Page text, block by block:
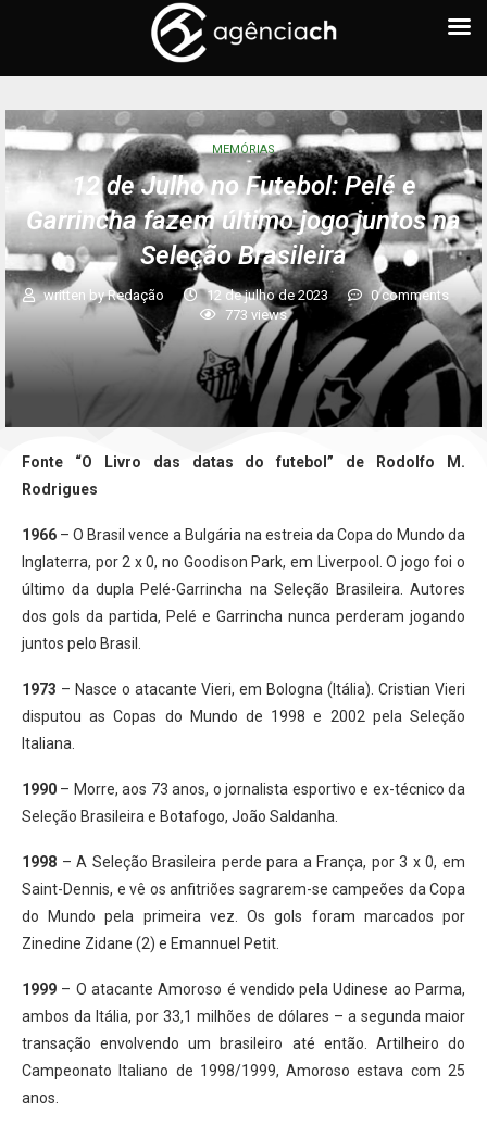
MEMÓRIAS
12 de Julho no Futebol: Pelé e
Garrincha fazem último jogo juntos na
Seleção Brasileira
written byRedação 12 de julho de 2023
0 comments
773 views
Fonte “O Livro das datas do futebol” de Rodolfo M.
Rodrigues
1966 – O Brasil vence a Bulgária na estreia da Copa do Mundo da
Inglaterra, por 2 x 0, no Goodison Park, em Liverpool. O jogo foi o
último da dupla Pelé-Garrincha na Seleção Brasileira. Autores
dos gols da partida, Pelé e Garrincha nunca perderam jogando
juntos pelo Brasil.
1973 – Nasce o atacante Vieri, em Bologna (Itália). Cristian Vieri
disputou as Copas do Mundo de 1998 e 2002 pela Seleção
Italiana.
1990 – Morre, aos 73 anos, o jornalista esportivo e ex-técnico da
Seleção Brasileira e Botafogo, João Saldanha.
1998 – A Seleção Brasileira perde para a França, por 3 x 0, em
Saint-Dennis, e vê os anfitriões sagrarem-se campeões da Copa
do Mundo pela primeira vez. Os gols foram marcados por
Zinedine Zidane (2) e Emannuel Petit.
1999 – O atacante Amoroso é vendido pela Udinese ao Parma,
ambos da Itália, por 33,1 milhões de dólares – a segunda maior
transação envolvendo um brasileiro até então. Artilheiro do
Campeonato Italiano de 1998/1999, Amoroso estava com 25
anos.